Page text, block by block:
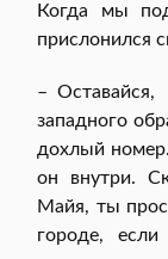
Когда мы
прислонился
–
западного
дохлый
он внутри.
Майя, ты
городе,